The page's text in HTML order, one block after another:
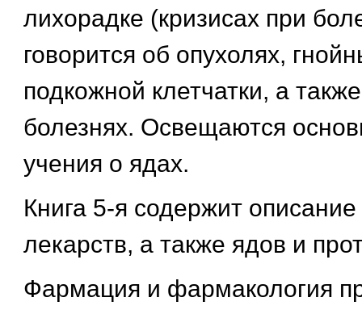
лихорадке (кризисах при
говорится об опухолях,
подкожной клетчатки, а
болезнях. Освещаются
учения о ядах.
Книга 5-я содержит описание
лекарств, а также ядов и
Фармация и фармакология